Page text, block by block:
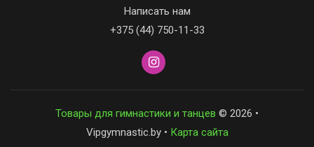
Написать нам
+375 (44) 750-11-33
Товары для гимнастики и танцев © 2026 •
Vipgymnastic.by • Карта сайта